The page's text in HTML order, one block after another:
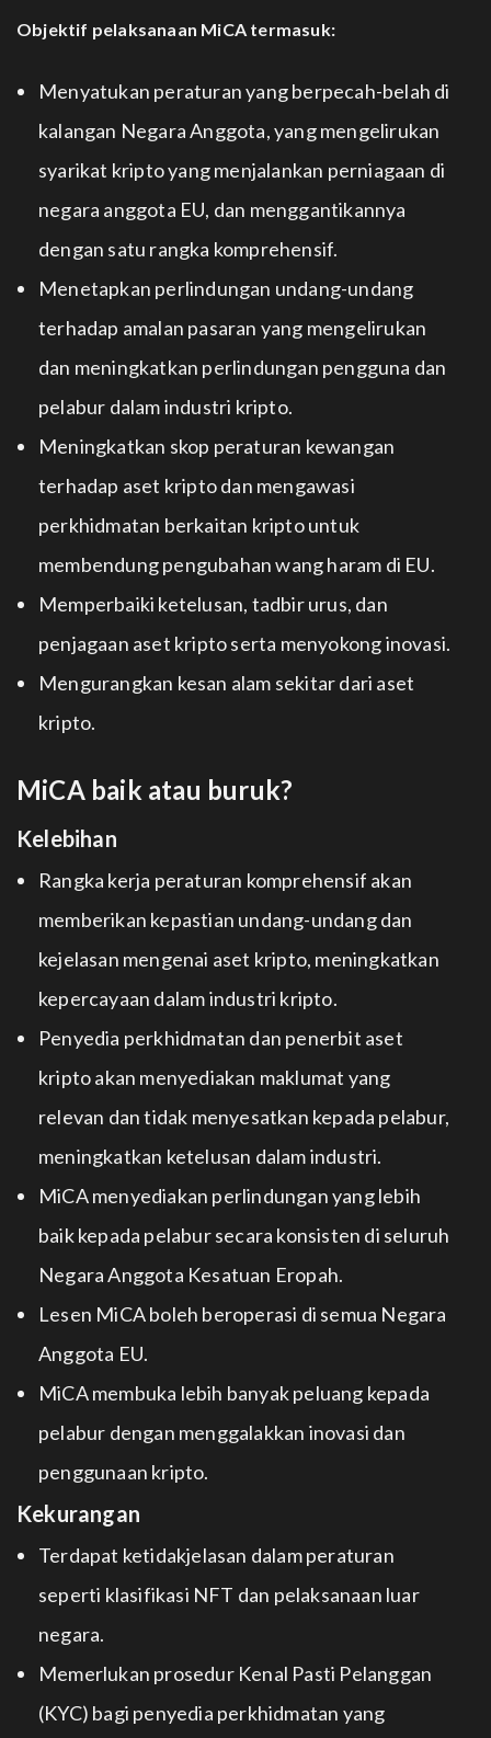
Objektif pelaksanaan MiCA termasuk:
Menyatukan peraturan yang berpecah-belah di
kalangan Negara Anggota, yang mengelirukan
syarikat kripto yang menjalankan perniagaan di
negara anggota EU, dan menggantikannya
dengan satu rangka komprehensif.
Menetapkan perlindungan undang-undang
terhadap amalan pasaran yang mengelirukan
dan meningkatkan perlindungan pengguna dan
pelabur dalam industri kripto.
Meningkatkan skop peraturan kewangan
terhadap aset kripto dan mengawasi
perkhidmatan berkaitan kripto untuk
membendung pengubahan wang haram di EU.
Memperbaiki ketelusan, tadbir urus, dan
penjagaan aset kripto serta menyokong inovasi.
Mengurangkan kesan alam sekitar dari aset
kripto.
MiCA baik atau buruk?
Kelebihan
Rangka kerja peraturan komprehensif akan
memberikan kepastian undang-undang dan
kejelasan mengenai aset kripto, meningkatkan
kepercayaan dalam industri kripto.
Penyedia perkhidmatan dan penerbit aset
kripto akan menyediakan maklumat yang
relevan dan tidak menyesatkan kepada pelabur,
meningkatkan ketelusan dalam industri.
MiCA menyediakan perlindungan yang lebih
baik kepada pelabur secara konsisten di seluruh
Negara Anggota Kesatuan Eropah.
Lesen MiCA boleh beroperasi di semua Negara
Anggota EU.
MiCA membuka lebih banyak peluang kepada
pelabur dengan menggalakkan inovasi dan
penggunaan kripto.
Kekurangan
Terdapat ketidakjelasan dalam peraturan
seperti klasifikasi NFT dan pelaksanaan luar
negara.
Memerlukan prosedur Kenal Pasti Pelanggan
(KYC) bagi penyedia perkhidmatan yang